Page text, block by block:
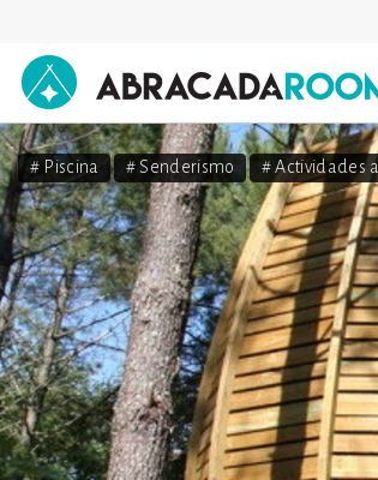
AbracadaRoom
# Piscina # Senderismo # Actividades